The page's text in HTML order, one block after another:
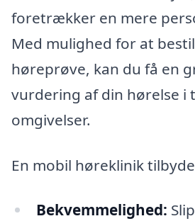
foretrækker en mere
Med mulighed for at
høreprøve, kan du få en
vurdering af din hørelse i
omgivelser.
En mobil høreklinik
Bekvemmelighed: